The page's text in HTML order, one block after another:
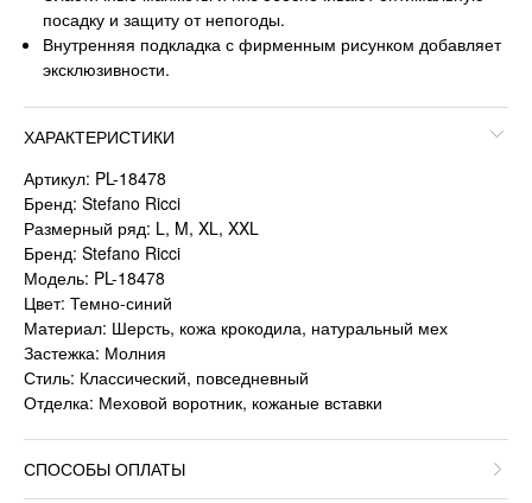
посадку и защиту от непогоды.
Внутренняя подкладка с фирменным рисунком добавляет
эксклюзивности.
ХАРАКТЕРИСТИКИ
Артикул: PL-18478
Бренд: Stefano Ricci
Размерный ряд: L, M, XL, XXL
Бренд: Stefano Ricci
Модель: PL-18478
Цвет: Темно-синий
Материал: Шерсть, кожа крокодила, натуральный мех
Застежка: Молния
Стиль: Классический, повседневный
Отделка: Меховой воротник, кожаные вставки
СПОСОБЫ ОПЛАТЫ